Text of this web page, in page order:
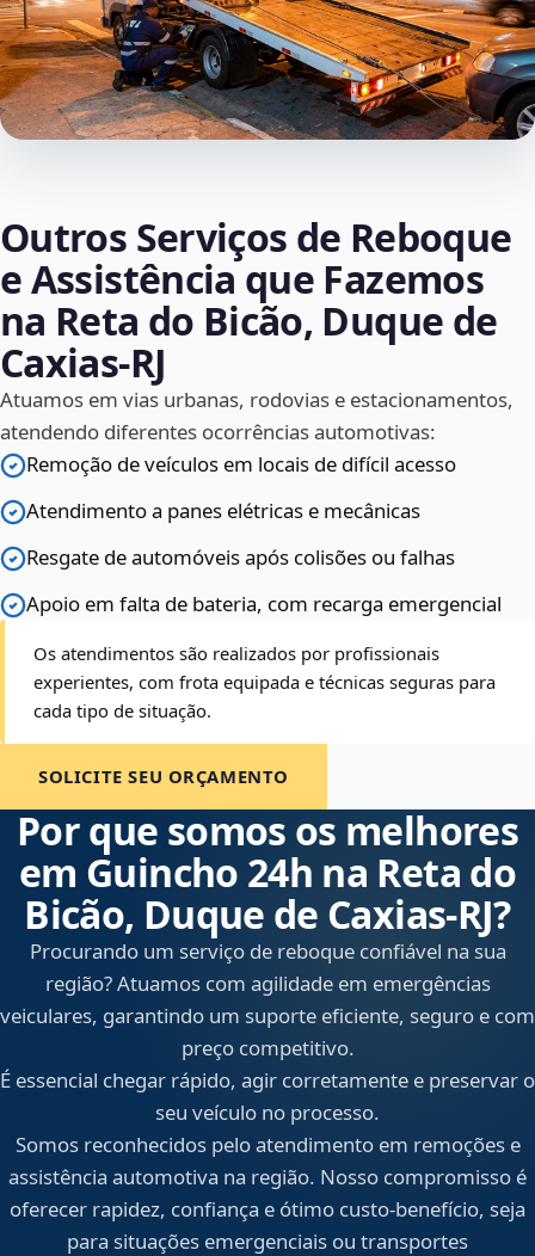
Outros Serviços de Reboque
e Assistência que Fazemos
na Reta do Bicão, Duque de
Caxias‑RJ
Atuamos em vias urbanas, rodovias e estacionamentos,
atendendo diferentes ocorrências automotivas:
Remoção de veículos em locais de difícil acesso
Atendimento a panes elétricas e mecânicas
Resgate de automóveis após colisões ou falhas
Apoio em falta de bateria, com recarga emergencial
Os atendimentos são realizados por profissionais
experientes, com frota equipada e técnicas seguras para
cada tipo de situação.
SOLICITE SEU ORÇAMENTO
Por que somos os melhores
em Guincho 24h na Reta do
Bicão, Duque de Caxias‑RJ?
Procurando um serviço de reboque confiável na sua
região? Atuamos com agilidade em emergências
veiculares, garantindo um suporte eficiente, seguro e com
preço competitivo.
É essencial chegar rápido, agir corretamente e preservar o
seu veículo no processo.
Somos reconhecidos pelo atendimento em remoções e
assistência automotiva na região. Nosso compromisso é
oferecer rapidez, confiança e ótimo custo-benefício, seja
para situações emergenciais ou transportes